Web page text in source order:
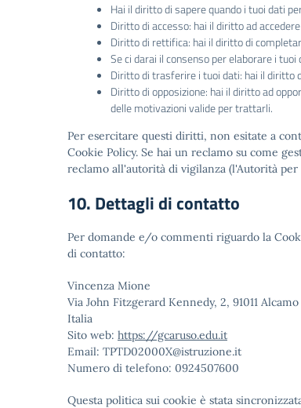
Hai il diritto di sapere quando i tuoi dati
Diritto di accesso: hai il diritto ad
Diritto di rettifica: hai il diritto di
Se ci darai il consenso per elaborare i
Diritto di trasferire i tuoi dati: hai il diritto
Diritto di opposizione: hai il diritto ad
delle motivazioni valide per trattarli.
Per esercitare questi diritti, non esitate a
Cookie Policy. Se hai un reclamo su come
reclamo all'autorità di vigilanza (l'Autorità
10. Dettagli di contatto
Per domande e/o commenti riguardo la
di contatto:
Vincenza Mione
Via John Fitzgerard Kennedy, 2, 91011 Alcamo
Italia
Sito web: https://gcaruso.edu.it
Email: TPTD02000X@istruzione.it
Numero di telefono: 0924507600
Questa politica sui cookie è stata